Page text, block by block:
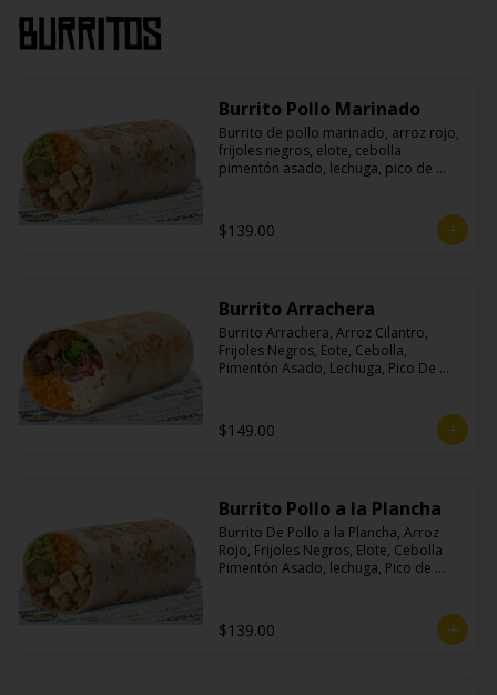
Burritos
Burrito Pollo Marinado
Burrito de pollo marinado, arroz rojo,
frijoles negros, elote, cebolla
pimentón asado, lechuga, pico de
$139.00
Burrito Arrachera
Burrito Arrachera, Arroz Cilantro,
Frijoles Negros, Eote, Cebolla,
Pimentón Asado, Lechuga, Pico De
$149.00
Burrito Pollo a la Plancha
Burrito De Pollo a la Plancha, Arroz
Rojo, Frijoles Negros, Elote, Cebolla
Pimentón Asado, lechuga, Pico de
$139.00